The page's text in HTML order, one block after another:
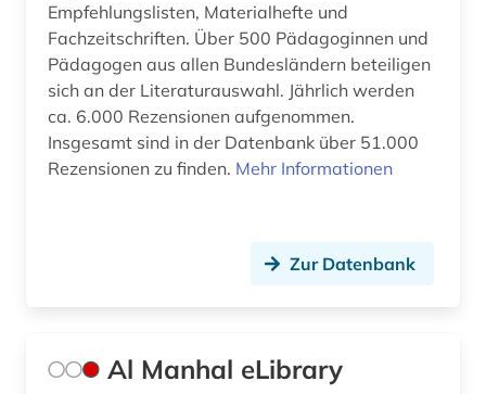
erotische lyrik (1)
erstlingswerk (2)
erziehungswissenschaften (1)
erzählforschung (1)
ethik (1)
Empfehlungslisten, Materialhefte und
Fachzeitschriften. Über 500 Pädagoginnen und
Pädagogen aus allen Bundesländern beteiligen
sich an der Literaturauswahl. Jährlich werden
ca. 6.000 Rezensionen aufgenommen.
Insgesamt sind in der Datenbank über 51.000
Rezensionen zu finden. Mehr Informationen
Zur Datenbank
Al Manhal eLibrary